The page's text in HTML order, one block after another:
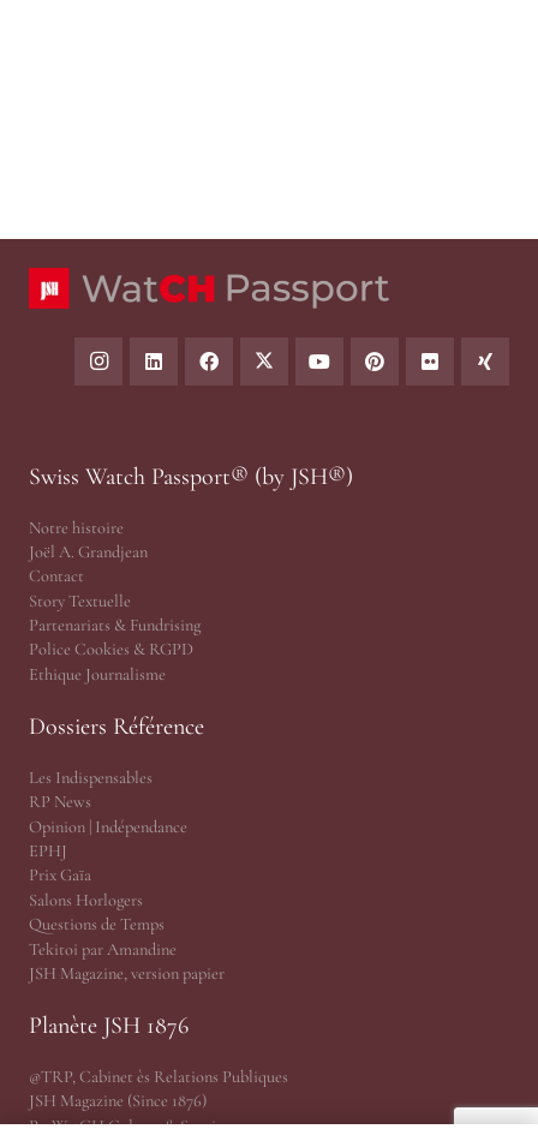
Swiss Watch Passport® (by JSH®)
Notre histoire
Joël A. Grandjean
Contact
Story Textuelle
Partenariats & Fundrising
Police Cookies & RGPD
Ethique Journalisme
Dossiers Référence
Les Indispensables
RP News
Opinion | Indépendance
EPHJ
Prix Gaïa
Salons Horlogers
Questions de Temps
Tekitoi par Amandine
JSH Magazine, version papier
Planète JSH 1876
@TRP, Cabinet ès Relations Publiques
JSH Magazine (Since 1876)
ProWatCH Culture & Savoirs